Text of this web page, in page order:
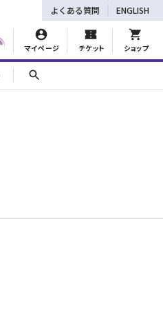
マイページ チケット ショップ
よくある質問 ENGLISH